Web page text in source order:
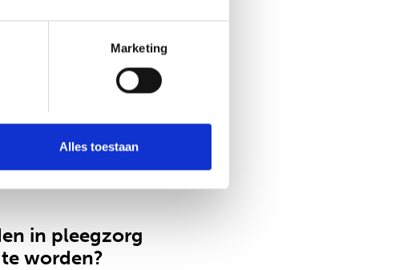
Marketing
Alles toestaan
ook is gebeurd, het
heel serieus. En ik
hoe beschadigd de
zien. Binnen alle
kind zo goed mogelijk
in pleegzorg
worden?